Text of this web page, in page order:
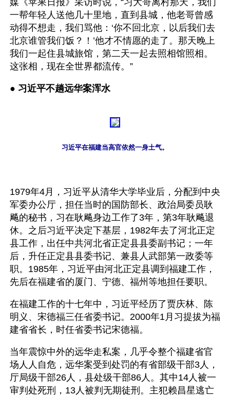
媒《苹果日报》采访时说，“习大哥离村那天，我们
一帮年轻人送他几十里地，直到县城，他老哥曾感
动得不想走，我们骂他：‘你不回北京，以后我们去
北京谁管我们饭？！’他才不情愿的走了。那天晚上
我们一起住县城旅馆，第二天一起去照相馆照相。
这张相，现在全世界都流传。”
● 习近平不趟远华案浑水
习近平在福建当高官依然一身土气。
1979年4月，习近平从清华大学毕业后，分配到中央
军委办公厅，担任当时的国防部长、政治局委员耿
飚的秘书，习在耿飚身边工作了3年，第3年耿飚退
休。之后习近平决定下基层，1982年去了河北正定
县工作，出任中共河北省正定县县委副书记；一年
后，升任正定县县委书记、兼县人武部第一政委等
职。1985年，习近平由河北正定县调到福建工作，
先后在福建省的厦门、宁德、福州等地担任要职。
在福建工作的十七年中，习近平经历了贾庆林、陈
明义、宋德福三任省委书记。2000年1月习提拔为福
建省省长，时任省委书记宋德福。
当年震惊中外的远华走私案，几乎令整个福建省官
场人人自危，远华案受到处罚的有省部级干部3人，
厅局级干部26人，县处级干部86人。其中14人被一
审判处死刑，13人被判无期徒刑。主犯赖昌星逃亡